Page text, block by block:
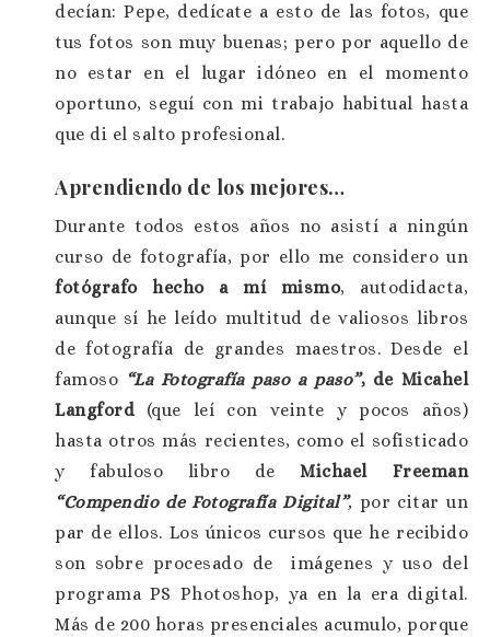
decían: Pepe, dedícate a esto de las fotos, que
tus fotos son muy buenas; pero por aquello de
no estar en el lugar idóneo en el momento
oportuno, seguí con mi trabajo habitual hasta
que di el salto profesional.
Aprendiendo de los mejores…
Durante todos estos años no asistí a ningún
curso de fotografía, por ello me considero un
fotógrafo hecho a mí mismo, autodidacta,
aunque sí he leído multitud de valiosos libros
de fotografía de grandes maestros. Desde el
famoso “La Fotografía paso a paso”, de Micahel
Langford (que leí con veinte y pocos años)
hasta otros más recientes, como el sofisticado
y fabuloso libro deMichael Freeman
“Compendio de Fotografía Digital”, por citar un
par de ellos. Los únicos cursos que he recibido
son sobre procesado de imágenes y uso del
programa PS Photoshop, ya en la era digital.
Más de 200 horas presenciales acumulo, porque